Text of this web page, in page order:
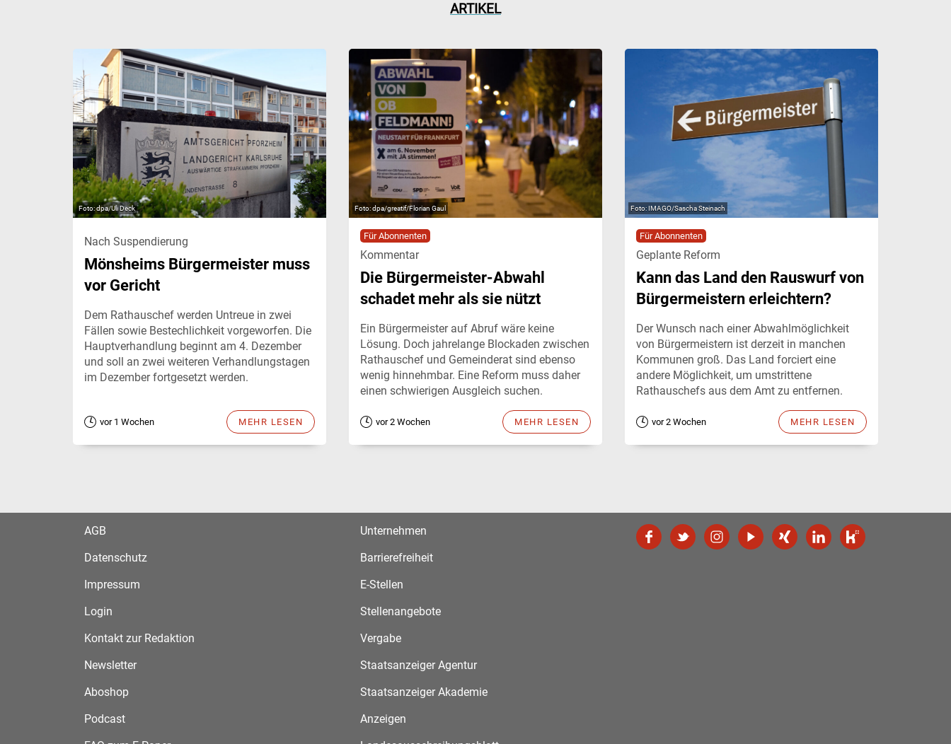
ARTIKEL
dpa/Uli Deck
Nach Suspendierung
Mönsheims Bürgermeister muss
vor Gericht
Dem Rathauschef werden Untreue in zwei
Fällen sowie Bestechlichkeit vorgeworfen. Die
Hauptverhandlung beginnt am 4. Dezember
und soll an zwei weiteren Verhandlungstagen
im Dezember fortgesetzt werden.
vor 1 Wochen MEHR LESEN
dpa/greatif/Florian Gaul
Für Abonnenten
Kommentar
Die Bürgermeister-Abwahl
schadet mehr als sie nützt
Ein Bürgermeister auf Abruf wäre keine
Lösung. Doch jahrelange Blockaden zwischen
Rathauschef und Gemeinderat sind ebenso
wenig hinnehmbar. Eine Reform muss daher
einen schwierigen Ausgleich suchen.
vor 2 Wochen MEHR LESEN
IMAGO/Sascha Steinach
Für Abonnenten
Geplante Reform
Kann das Land den Rauswurf von
Bürgermeistern erleichtern?
Der Wunsch nach einer Abwahlmöglichkeit
von Bürgermeistern ist derzeit in manchen
Kommunen groß. Das Land forciert eine
andere Möglichkeit, um umstrittene
Rathauschefs aus dem Amt zu entfernen.
vor 2 Wochen MEHR LESEN
AGB
Datenschutz
Impressum
Login
Kontakt zur Redaktion
Newsletter
Aboshop
Podcast
Unternehmen
Barrierefreiheit
E-Stellen
Stellenangebote
Vergabe
Staatsanzeiger Agentur
Staatsanzeiger Akademie
Anzeigen